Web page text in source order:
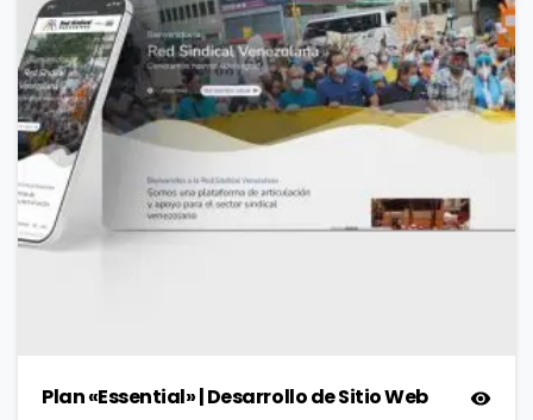
Plan «Essential» | Desarrollo de Sitio Web